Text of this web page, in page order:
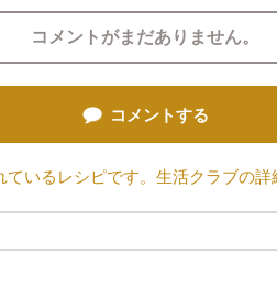
コメントがまだありません。
コメントする
いるレシピです。生活クラブの詳